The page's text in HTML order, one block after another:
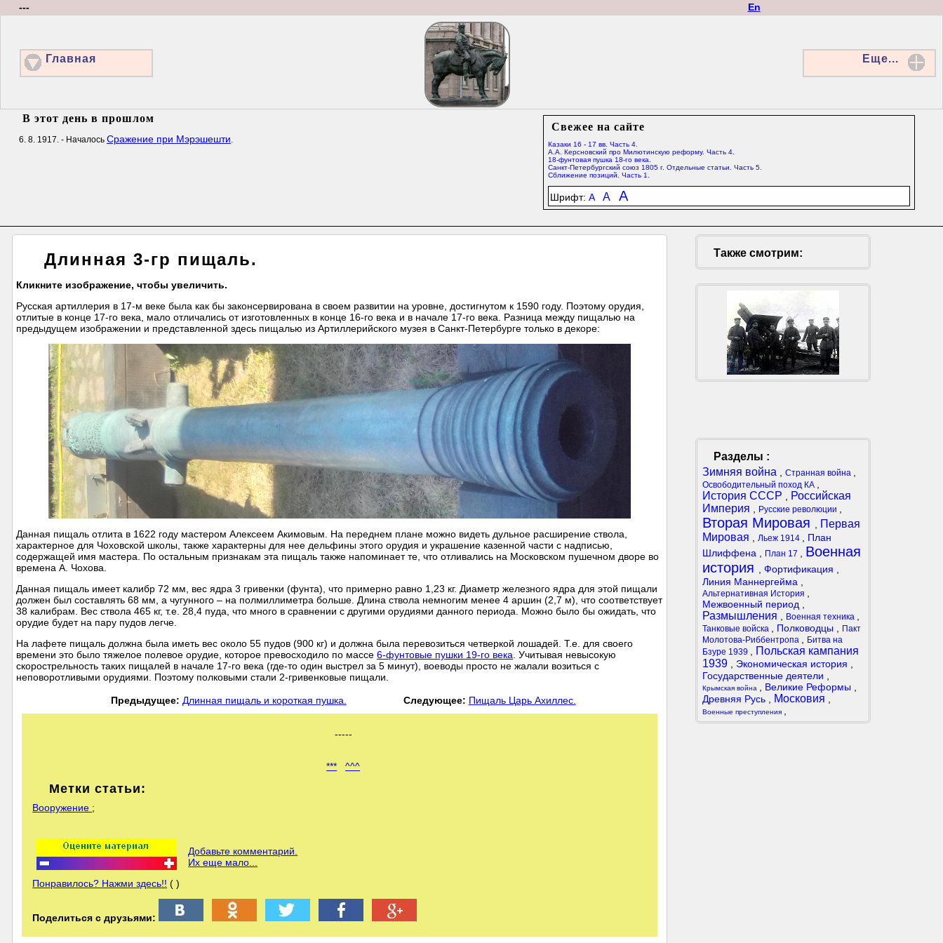
En
---
Главная Еще...
Свежее на сайте
Казаки 16 - 17 вв. Часть 4.
А.А. Керсновский про Милютинскую реформу. Часть 4.
18-фунтовая пушка 18-го века.
Санкт-Петербургский союз 1805 г. Отдельные статьи. Часть 5.
Сближение позиций. Часть 1.
Шрифт:A A A
В этот день в прошлом
6. 8. 1917. - Началось Сражение при Мэрэшешти.
Длинная 3-гр пищаль.
Кликните изображение, чтобы увеличить.
Русская артиллерия в 17-м веке была как бы законсервирована в своем развитии на уровне, достигнутом к 1590 году. Поэтому орудия,
отлитые в конце 17-го века, мало отличались от изготовленных в конце 16-го века и в начале 17-го века. Разница между пищалью на
предыдущем изображении и представленной здесь пищалью из Артиллерийского музея в Санкт-Петербурге только в декоре:
Данная пищаль отлита в 1622 году мастером Алексеем Акимовым. На переднем плане можно видеть дульное расширение ствола,
характерное для Чоховской школы, также характерны для нее дельфины этого орудия и украшение казенной части с надписью,
содержащей имя мастера. По остальным признакам эта пищаль также напоминает те, что отливались на Московском пушечном дворе во
времена А. Чохова.
Данная пищаль имеет калибр 72 мм, вес ядра 3 гривенки (фунта), что примерно равно 1,23 кг. Диаметр железного ядра для этой пищали
должен был составлять 68 мм, а чугунного – на полмиллиметра больше. Длина ствола немногим менее 4 аршин (2,7 м), что соответствует
38 калибрам. Вес ствола 465 кг, т.е. 28,4 пуда, что много в сравнении с другими орудиями данного периода. Можно было бы ожидать, что
орудие будет на пару пудов легче.
На лафете пищаль должна была иметь вес около 55 пудов (900 кг) и должна была перевозиться четверкой лошадей. Т.е. для своего
времени это было тяжелое полевое орудие, которое превосходило по массе6-фунтовые пушки 19-го века . Учитывая невысокую
скорострельность таких пищалей в начале 17-го века (где-то один выстрел за 5 минут), воеводы просто не жалали возиться с
неповоротливыми орудиями. Поэтому полковыми стали 2-гривенковые пищали.
Предыдущее: Длинная пищаль и короткая пушка. Следующее: Пищаль Царь Ахиллес.
-----
*** ^^^
Метки статьи:
Вооружение ;
Добавьте комментарий.
Их еще мало...
Понравилось? Нажми здесь!! ( )
Поделиться с друзьями:
Также смотрим:
Разделы :
Зимняя война
Странная война
Освободительный поход КА
История СССР
Российская
Империя
Русские революции
Вторая Мировая
Первая
Мировая
Льеж 1914
План
Шлиффена
План 17
Военная
история
Фортификация
Линия Маннергейма
Альтернативная История
Межвоенный период
Размышления Военная техника
Танковые войска Полководцы
Пакт
Молотова-Риббентропа
Битва на
Бзуре 1939
Польская кампания
1939
Экономическая история
Государственные деятели
Крымская война Великие Реформы
Древняя Русь
Московия
Военные преступления